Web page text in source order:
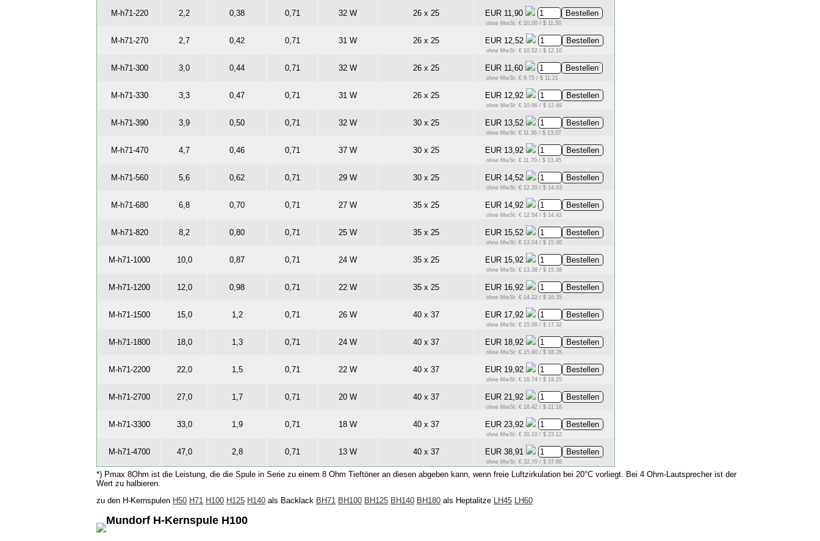
M-h71-220 2,2 0,38 0,71 32 W 26 x 25 EUR 11,90
ohne MwSt: € 10.00 / $ 11.50
M-h71-270 2,7 0,42 0,71 31 W 26 x 25 EUR 12,52
ohne MwSt: € 10.52 / $ 12.10
M-h71-300 3,0 0,44 0,71 32 W 26 x 25 EUR 11,60
ohne MwSt: € 9.75 / $ 11.21
M-h71-330 3,3 0,47 0,71 31 W 26 x 25 EUR 12,92
ohne MwSt: € 10.86 / $ 12.49
M-h71-390 3,9 0,50 0,71 32 W 30 x 25 EUR 13,52
ohne MwSt: € 11.36 / $ 13.07
M-h71-470 4,7 0,46 0,71 37 W 30 x 25 EUR 13,92
ohne MwSt: € 11.70 / $ 13.45
M-h71-560 5,6 0,62 0,71 29 W 30 x 25 EUR 14,52
ohne MwSt: € 12.20 / $ 14.03
M-h71-680 6,8 0,70 0,71 27 W 35 x 25 EUR 14,92
ohne MwSt: € 12.54 / $ 14.42
M-h71-820 8,2 0,80 0,71 25 W 35 x 25 EUR 15,52
ohne MwSt: € 13.04 / $ 15.00
M-h71-1000 10,0 0,87 0,71 24 W 35 x 25 EUR 15,92
ohne MwSt: € 13.38 / $ 15.38
M-h71-1200 12,0 0,98 0,71 22 W 35 x 25 EUR 16,92
ohne MwSt: € 14.22 / $ 16.35
M-h71-1500 15,0 1,2 0,71 26 W 40 x 37 EUR 17,92
ohne MwSt: € 15.06 / $ 17.32
M-h71-1800 18,0 1,3 0,71 24 W 40 x 37 EUR 18,92
ohne MwSt: € 15.90 / $ 18.28
M-h71-2200 22,0 1,5 0,71 22 W 40 x 37 EUR 19,92
ohne MwSt: € 16.74 / $ 19.25
M-h71-2700 27,0 1,7 0,71 20 W 40 x 37 EUR 21,92
ohne MwSt: € 18.42 / $ 21.18
M-h71-3300 33,0 1,9 0,71 18 W 40 x 37 EUR 23,92
ohne MwSt: € 20.10 / $ 23.12
M-h71-4700 47,0 2,8 0,71 13 W 40 x 37 EUR 38,91
ohne MwSt: € 32.70 / $ 37.60
*) Pmax 8Ohm ist die Leistung, die die Spule in Serie zu einem 8 Ohm Tieftöner an diesen abgeben kann, wenn freie Luftzirkulation bei 20°C vorliegt. Bei 4 Ohm-Lautsprecher ist der
Wert zu halbieren.
zu den H-Kernspulen H50 H71 H100 H125 H140 als Backlack BH71 BH100 BH125 BH140 BH180 als Heptalitze LH45 LH60
Mundorf H-Kernspule H100